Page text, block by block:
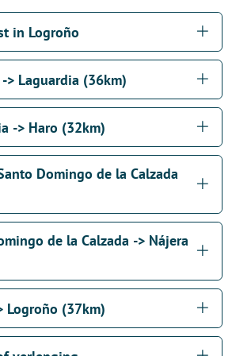
in Logroño
> Laguardia (36km)
-> Haro (32km)
Domingo de la Calzada
de la Calzada -> Nájera
Logroño (37km)